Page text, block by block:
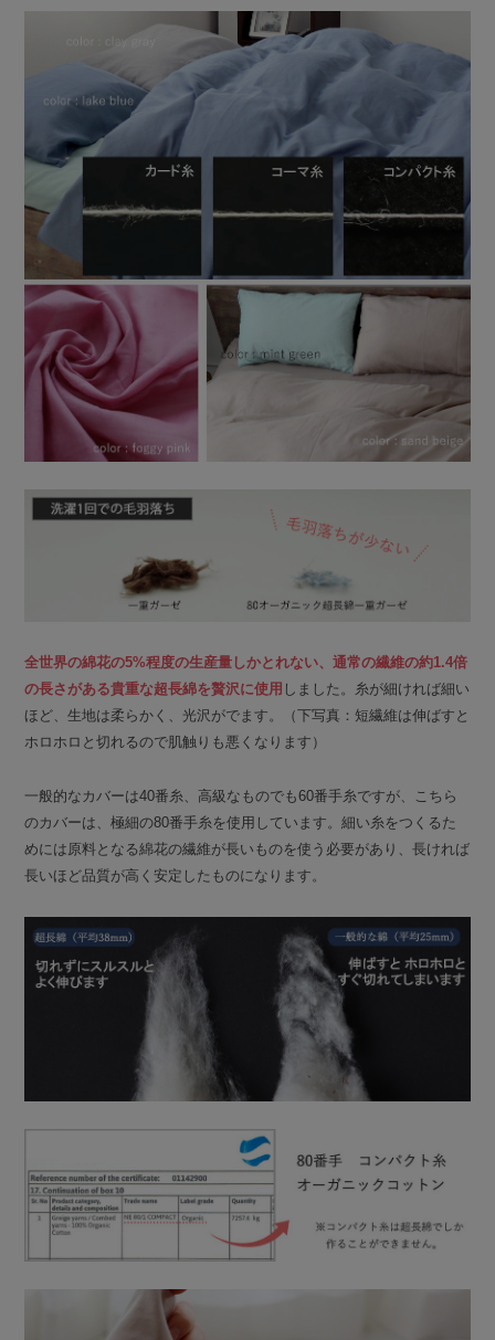
全世界の綿花の5%程度の生産量しかとれない、通常の繊維の約1.4倍
の長さがある貴重な超長綿を贅沢に使用 しました。糸が細ければ細い
ほど、生地は柔らかく、光沢がでます。（下写真：短繊維は伸ばすと
ホロホロと切れるので肌触りも悪くなります）
一般的なカバーは40番糸、高級なものでも60番手糸ですが、こちら
のカバーは、極細の80番手糸を使用しています。細い糸をつくるた
めには原料となる綿花の繊維が長いものを使う必要があり、長ければ
長いほど品質が高く安定したものになります。